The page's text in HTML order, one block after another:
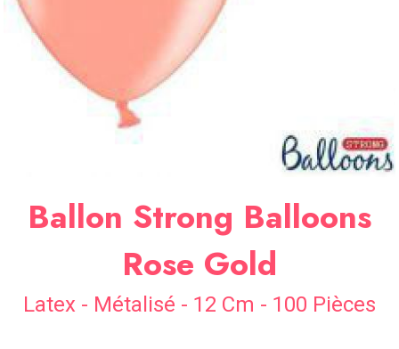
SOIRÉE
OCCASIONS
SPÉCIALES
Ballon Strong Balloons
Rose Gold
Latex - Métalisé - 12 Cm - 100 Pièces